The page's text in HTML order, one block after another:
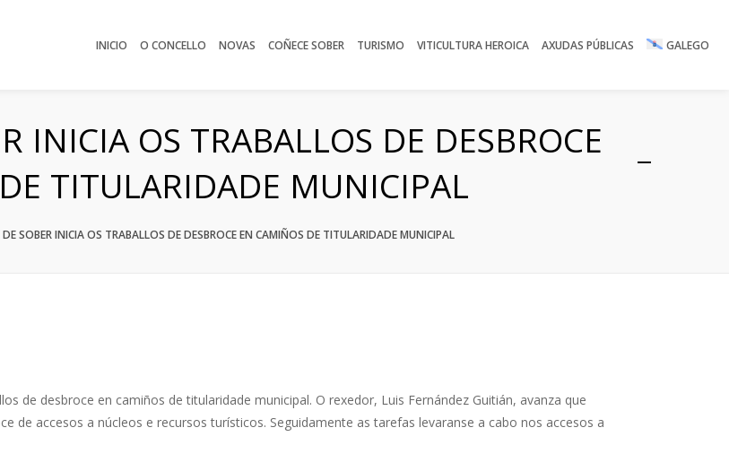
INICIO O CONCELLO NOVAS COÑECE SOBER TURISMO VITICULTURA HEROICA AXUDAS PÚBLICAS GALEGO
INICIA OS TRABALLOS DE DESBROCE
TITULARIDADE MUNICIPAL
SOBER INICIA OS TRABALLOS DE DESBROCE EN CAMIÑOS DE TITULARIDADE MUNICIPAL
de desbroce en camiños de titularidade municipal. O rexedor, Luis Fernández Guitián, avanza que
de accesos a núcleos e recursos turísticos. Seguidamente as tarefas levaranse a cabo nos accesos a